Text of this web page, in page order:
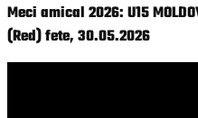
Meci amical 2026: U15
(Red) fete, 30.05.2026